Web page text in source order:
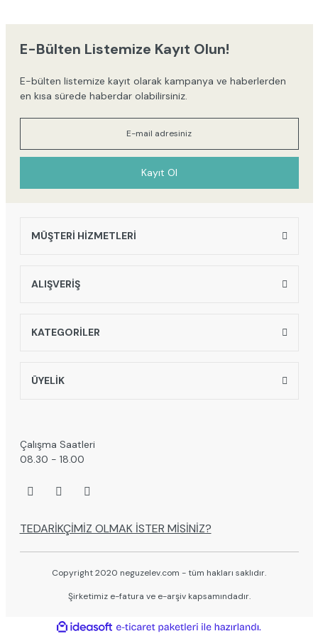
Ürün resmi kalitesiz, bozuk veya görüntülenemiyor.
Ürün açıklamasında eksik bilgiler bulunuyor.
Ürün fiyatı diğer sitelerden daha pahalı.
Bu ürüne benzer farklı alternatifler olmalı.
E-Bülten Listemize Kayıt Olun!
E-bülten listemize kayıt olarak kampanya ve haberlerden
en kısa sürede haberdar olabilirsiniz.
Kayıt Ol
MÜŞTERİ HİZMETLERİ
ALIŞVERİŞ
KATEGORİLER
ÜYELİK
Çalışma Saatleri
08.30 - 18.00
TEDARİKÇİMİZ OLMAK İSTER MİSİNİZ?
Copyright 2020 neguzelev.com - tüm hakları saklıdır.
Şirketimiz e-fatura ve e-arşiv kapsamındadır.
ideasoft
e-